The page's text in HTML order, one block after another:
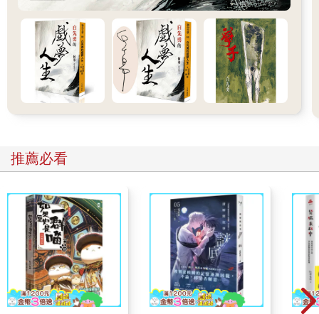
今的上班壓力給褪得乾淨，可今天再回舊地卻總感覺格外陌生。
陌生得不像是在台灣的山裡。
空氣中，除了樹葉與青草香以外，還飄著一股若有似無的奇怪焦
味，像是一直就瀰漫在鼻子旁，但仔細嗅了嗅，卻找不到源頭。
「林美琪，你有沒有覺得今天好像特別安靜？」走在最前面的張
小美側耳聽了一陣：「對欸，真的連一聲鳥叫都沒有。」
陳子謙的心跳突然加速，張志傑剛剛喊出小美本名時，他好像聽
到了一聲隱約的笑聲，因為四周實在太安靜了，顯得那笑聲在一
瞬間特別突兀。
可這裡除了他們三人以外就沒任何人了，別說人，連小動物也沒
看到一隻。
那麼笑聲是誰的？
推薦必看